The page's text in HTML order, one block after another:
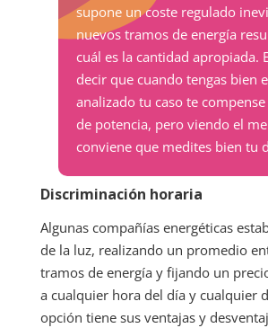
supone un coste regulado
nuevos tramos de energía
cuál es la cantidad apropiada.
decir que cuando tengas bien
analizado tu caso te
de potencia, pero viendo el
conviene que medites bien tu
Discriminación horaria
Algunas compañías energéticas
de la luz, realizando un promedio
tramos de energía y fijando un
a cualquier hora del día y cualquier
opción tiene sus ventajas y